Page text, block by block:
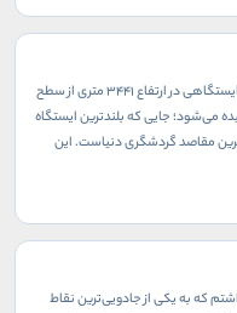
با فرهنگ و تاریخ غنی‌اش،
مسحور خود می‌کند.
در میان کوه‌های آلپ سوئیس، ایستگاهی در ارتفاع ۳۴۴۱ متری از سطح
می‌شود؛ جایی که بلندترین ایستگاه
مقاصد گردشگری دنیاست. این
را به بازدیدکنندگان هدیه
که به یکی از جادویی‌ترین نقاط